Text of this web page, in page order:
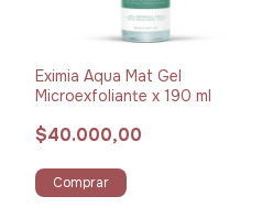
Eximia Aqua Mat Gel
Microexfoliante x 190 ml
$40.000,00
Comprar